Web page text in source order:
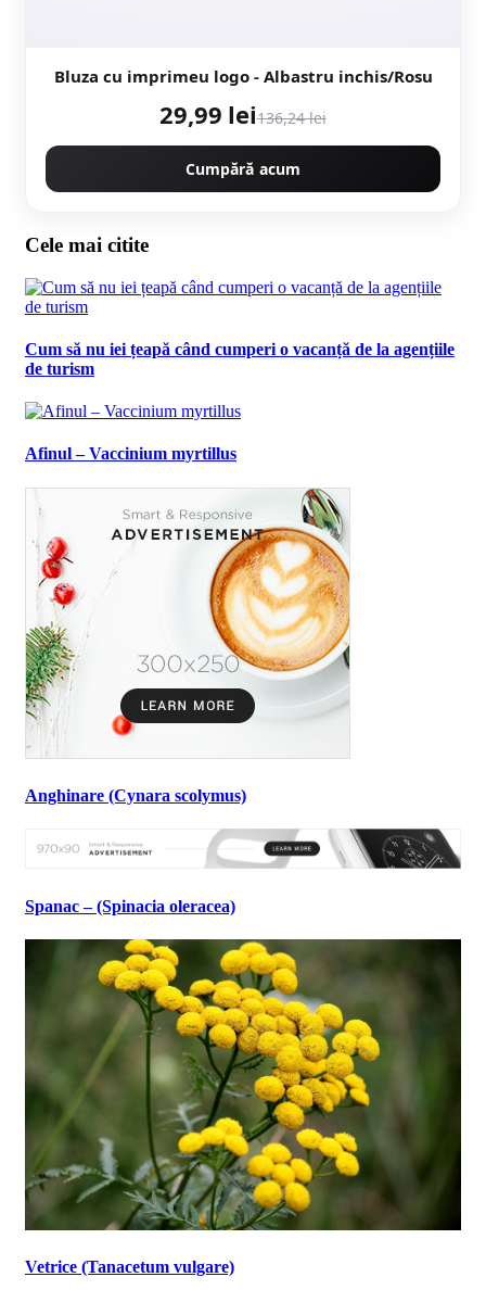
Bluza cu imprimeu logo - Albastru inchis/Rosu
29,99 lei136,24 lei
Cumpără acum
Cele mai citite
Cum să nu iei țeapă când cumperi o vacanță de la agențiile
de turism
Afinul – Vaccinium myrtillus
Anghinare (Cynara scolymus)
Spanac – (Spinacia oleracea)
Vetrice (Tanacetum vulgare)